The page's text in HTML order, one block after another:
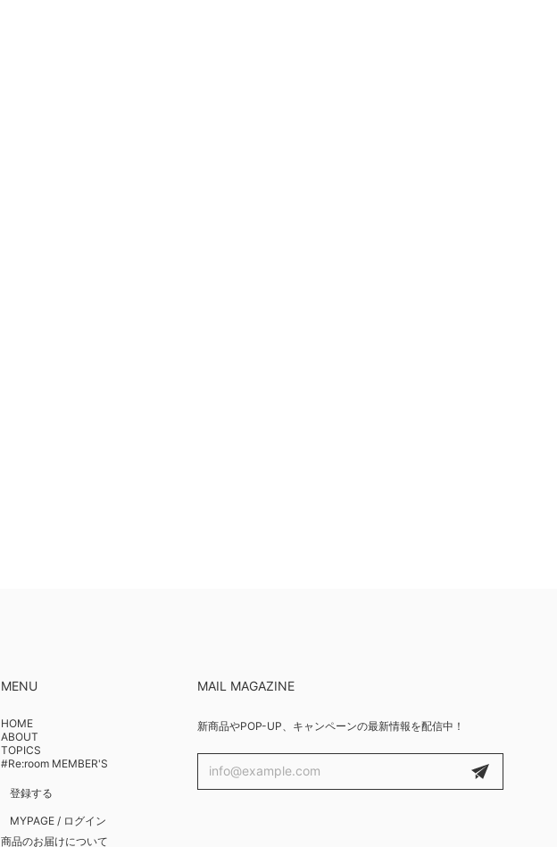
MENU
HOME
ABOUT
TOPICS
#Re:room MEMBER'S
登録する
MYPAGE / ログイン
商品のお届けについて
MAIL MAGAZINE
新商品やPOP-UP、キャンペーンの最新情報を配信中！